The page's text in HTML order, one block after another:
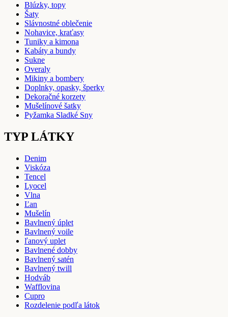
Blúzky, topy
Šaty
Slávnostné oblečenie
Nohavice, kraťasy
Tuniky a kimona
Kabáty a bundy
Sukne
Overaly
Mikiny a bombery
Doplnky, opasky, šperky
Dekoračné korzety
Mušelínové šatky
Pyžamka Sladké Sny
TYP LÁTKY
Denim
Viskóza
Tencel
Lyocel
Vlna
Ľan
Mušelín
Bavlnený úplet
Bavlnený voile
ľanový uplet
Bavlnené dobby
Bavlnený satén
Bavlnený twill
Hodváb
Wafflovina
Cupro
Rozdelenie podľa látok